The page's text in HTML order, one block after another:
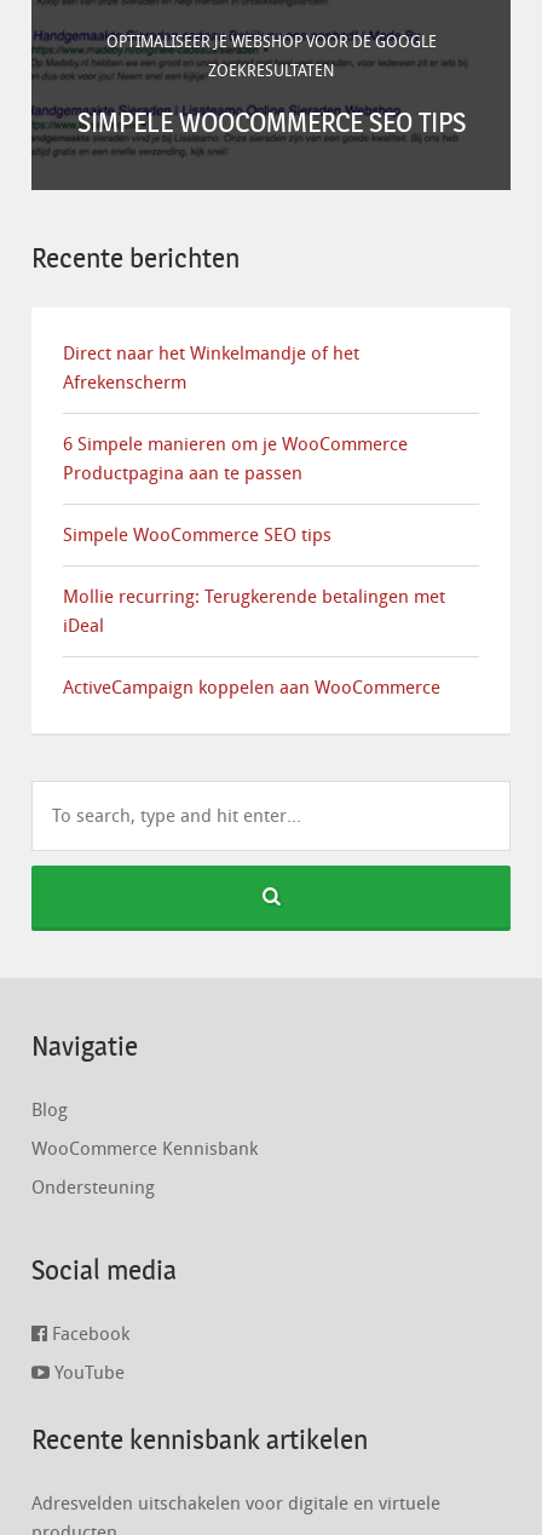
OPTIMALISEER JE WEBSHOP VOOR DE GOOGLE
ZOEKRESULTATEN
SIMPELE WOOCOMMERCE SEO TIPS
Recente berichten
Direct naar het Winkelmandje of het
Afrekenscherm
6 Simpele manieren om je WooCommerce
Productpagina aan te passen
Simpele WooCommerce SEO tips
Mollie recurring: Terugkerende betalingen met
iDeal
ActiveCampaign koppelen aan WooCommerce
Navigatie
Blog
WooCommerce Kennisbank
Ondersteuning
Social media
Facebook
YouTube
Recente kennisbank artikelen
Adresvelden uitschakelen voor digitale en virtuele